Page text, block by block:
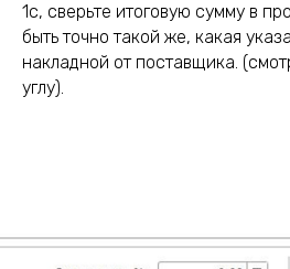
1с, сверьте итоговую сумму в
быть точно такой же, какая
накладной от поставщика.
углу).